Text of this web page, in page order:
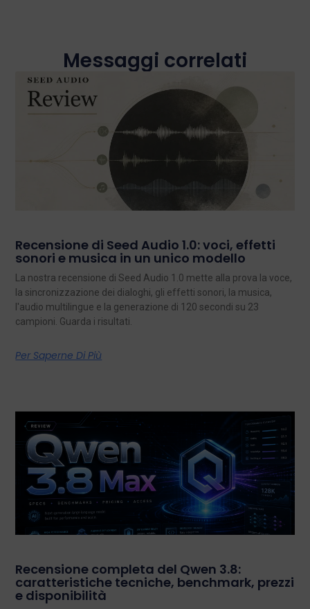
Messaggi correlati
Recensione di Seed Audio 1.0: voci, effetti
sonori e musica in un unico modello
La nostra recensione di Seed Audio 1.0 mette alla prova la voce,
la sincronizzazione dei dialoghi, gli effetti sonori, la musica,
l'audio multilingue e la generazione di 120 secondi su 23
campioni. Guarda i risultati.
Per Saperne Di Più
Recensione completa del Qwen 3.8:
caratteristiche tecniche, benchmark, prezzi
e disponibilità